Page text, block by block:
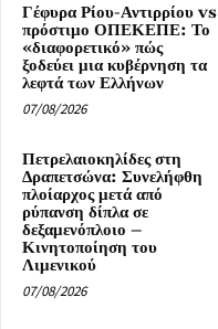
Γέφυρα Ρίου-Αντιρρίου vs
πρόστιμο ΟΠΕΚΕΠΕ: Το
«διαφορετικό» πώς
ξοδεύει μια κυβέρνηση τα
λεφτά των Ελλήνων
07/08/2026
Πετρελαιοκηλίδες στη
Δραπετσώνα: Συνελήφθη
πλοίαρχος μετά από
ρύπανση δίπλα σε
δεξαμενόπλοιο –
Κινητοποίηση του
Λιμενικού
07/08/2026